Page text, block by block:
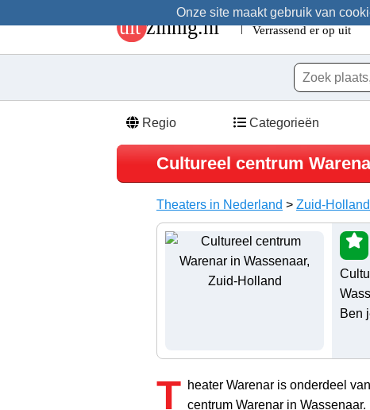
Onze site maakt gebruik van
Regio Categorieën
Cultureel centrum
Theaters in Nederland > Zuid-Holland
Ben
T heater Warenar is onderdeel
centrum Warenar in Wassenaar.